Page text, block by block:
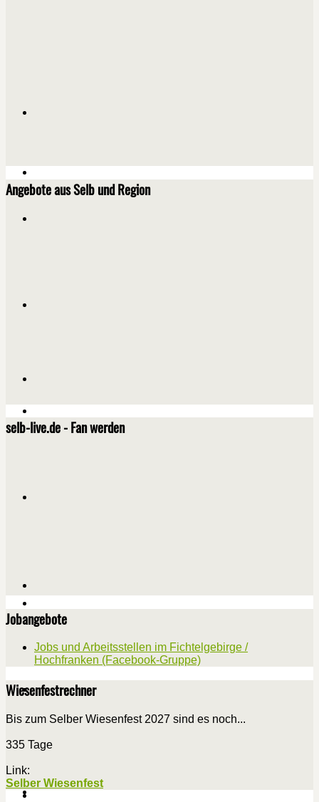
Angebote aus Selb und Region
selb-live.de - Fan werden
Jobangebote
Jobs und Arbeitsstellen im Fichtelgebirge /
Hochfranken (Facebook-Gruppe)
Wiesenfestrechner
Bis zum Selber Wiesenfest 2027 sind es noch...
335 Tage
Link:
Selber Wiesenfest